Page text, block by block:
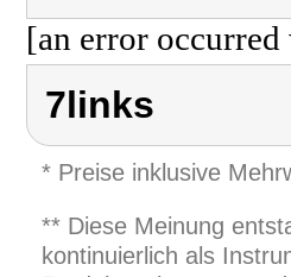
[an error
7links
* Preise inklusive
** Diese Meinung
kontinuierlich als